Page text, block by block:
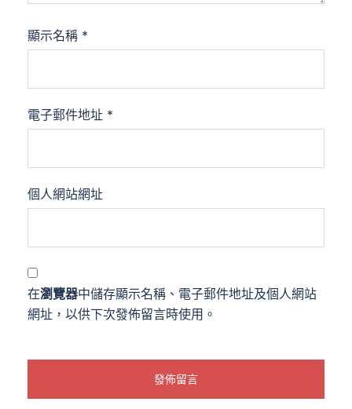
顯示名稱 *
電子郵件地址 *
個人網站網址
在瀏覽器中儲存顯示名稱、電子郵件地址及個人網站
網址，以供下次發佈留言時使用。